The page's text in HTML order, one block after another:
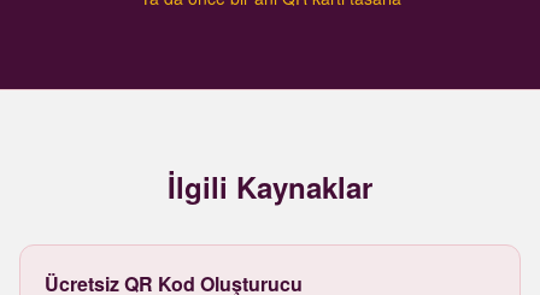
İlgili Kaynaklar
Ücretsiz QR Kod Oluşturucu